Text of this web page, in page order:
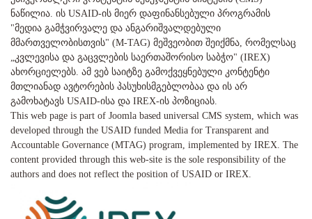
ნაწილია. ის USAID-ის მიერ დაფინანსებული პროგრამის
"მედია გამჭვირვალე და ანგარიშვალდებული
მმართველობისთვის" (M-TAG) მეშვეობით შეიქმნა, რომელსაც
„კვლევისა და გაცვლების საერთაშორისო საბჭო" (IREX)
ახორციელებს. ამ ვებ საიტზე გამოქვეყნებული კონტენტი
მთლიანად ავტორების პასუხისმგებლობაა და ის არ
გამოხატავს USAID-ისა და IREX-ის პოზიციას.
This web page is part of Joomla based universal CMS system, which was
developed through the USAID funded Media for Transparent and
Accountable Governance (MTAG) program, implemented by IREX. The
content provided through this web-site is the sole responsibility of the
authors and does not reflect the position of USAID or IREX.